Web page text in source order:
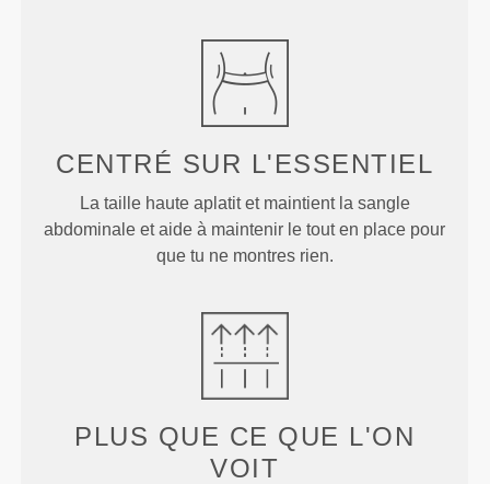
CENTRÉ SUR L'ESSENTIEL
La taille haute aplatit et maintient la sangle
abdominale et aide à maintenir le tout en place pour
que tu ne montres rien.
PLUS QUE CE QUE L'ON
VOIT